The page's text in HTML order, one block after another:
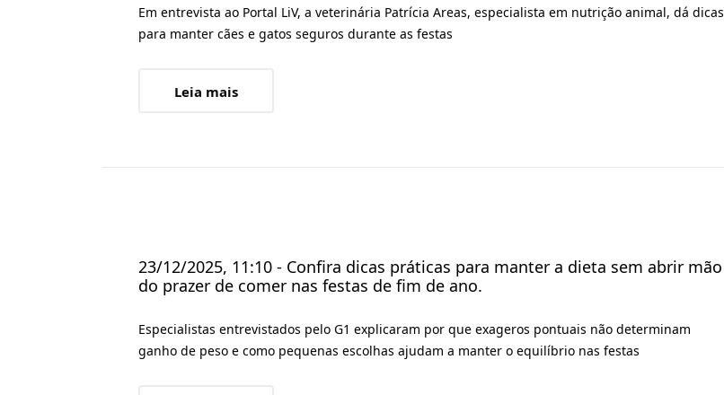
Em entrevista ao Portal LiV, a veterinária Patrícia Areas, especialista em nutrição animal, dá dicas
para manter cães e gatos seguros durante as festas
Leia mais
23/12/2025, 11:10 - Confira dicas práticas para manter a dieta sem abrir mão
do prazer de comer nas festas de fim de ano.
Especialistas entrevistados pelo G1 explicaram por que exageros pontuais não determinam
ganho de peso e como pequenas escolhas ajudam a manter o equilíbrio nas festas